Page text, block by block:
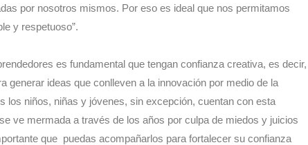
por nosotros mismos. Por eso es ideal que nos permitamos
y respetuoso”.
es fundamental que tengan confianza creativa, es decir,
generar ideas que conlleven a la innovación por medio de la
los niños, niñas y jóvenes, sin excepción, cuentan con esta
ve mermada a través de los años por culpa de miedos y juicios
que puedas acompañarlos para fortalecer su confianza